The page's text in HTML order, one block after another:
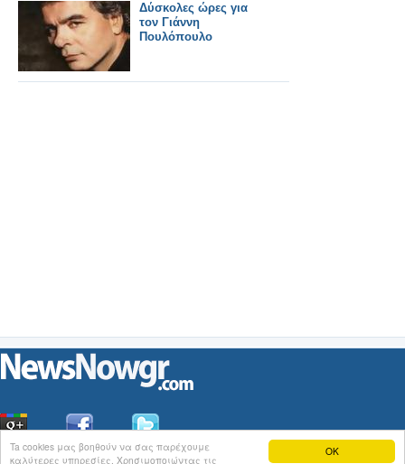
OK
Ta cookies μας βοηθούν να σας παρέχουμε
καλύτερες υπηρεσίες. Χρησιμοποιώντας τις
Δύσκολες ώρες για
τον Γιάννη
Πουλόπουλο